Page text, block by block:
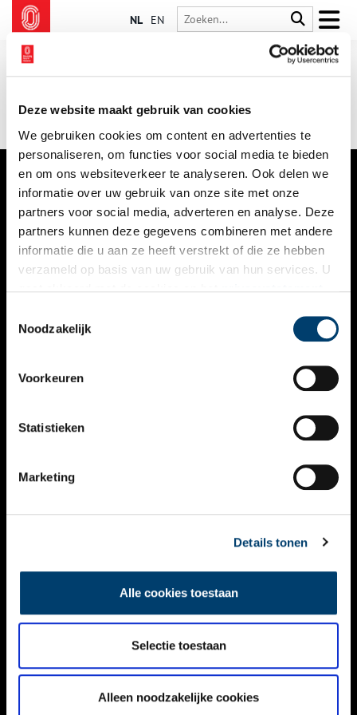
Deze website maakt gebruik van cookies
We gebruiken cookies om content en advertenties te
personaliseren, om functies voor social media te bieden
en om ons websiteverkeer te analyseren. Ook delen we
informatie over uw gebruik van onze site met onze
partners voor social media, adverteren en analyse. Deze
partners kunnen deze gegevens combineren met andere
informatie die u aan ze heeft verstrekt of die ze hebben
verzameld op basis van uw gebruik van hun services. U
Noodzakelijk
Voorkeuren
Statistieken
Marketing
Details tonen
Alle cookies toestaan
Selectie toestaan
Alleen noodzakelijke cookies
NL EN
VERHALEN
NIEUWS
KALENDER
ACTIVITEITEN
NIEUWSBRIEF
DISCLAIMER
TOEGANKELIJKHEID
Volg ONH op social media